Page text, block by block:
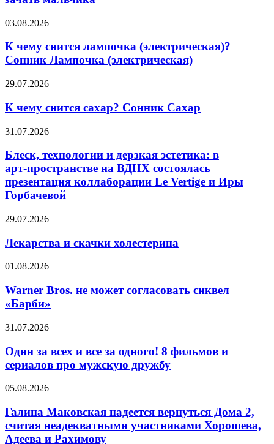
действенных
как
мальчика
К
снится
лампочка
(электрическая)?
Лампочка
03.08.2026
К чему снится лампочка (электрическая)?
Сонник Лампочка (электрическая)
К
снится
сахар?
Сонник
Сахар
29.07.2026
К чему снится сахар? Сонник Сахар
Блеск,
и
эстетика:
в
арт‑пространстве
ВДНХ
презентация
коллаборации
Le
и
Иры
Горбачевой
31.07.2026
Блеск, технологии и дерзкая эстетика: в
арт‑пространстве на ВДНХ состоялась
презентация коллаборации Le Vertige и Иры
Горбачевой
Лекарства
скачки
холестерина
29.07.2026
Лекарства и скачки холестерина
Warner
не
может
согласовать
«Барби»
01.08.2026
Warner Bros. не может согласовать сиквел
«Барби»
Один
всех
и
все
одного!
фильмов
и
сериалов
31.07.2026
Один за всех и все за одного! 8 фильмов и
сериалов про мужскую дружбу
Галина
надеется
вернуться
Дома
05.08.2026
Галина Маковская надеется вернуться Дома 2,
считая неадекватными участниками Хорошева,
Адеева и Рахимову